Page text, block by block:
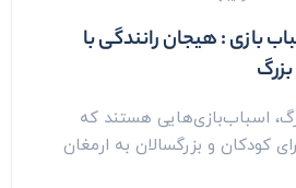
بازی : هیجان رانندگی با
اسباب‌بازی‌هایی هستند که
کودکان و بزرگسالان به ارمغان